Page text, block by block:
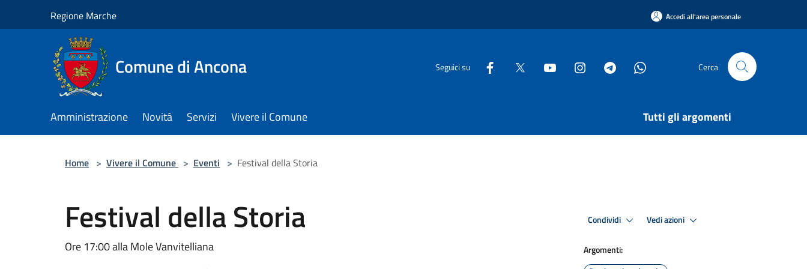
Regione Marche Accedi all'area personale
Comune di Ancona Seguici su Cerca
Amministrazione Novità Servizi Vivere il Comune Tutti gli argomenti
Home > Vivere il Comune > Eventi > Festival della Storia
Festival della Storia
Ore 17:00 alla Mole Vanvitelliana
Condividi Vedi azioni
Argomenti: